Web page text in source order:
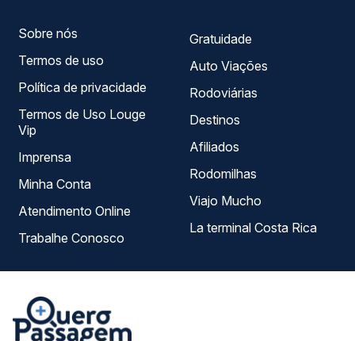
Sobre nós
Termos de uso
Política de privacidade
Termos de Uso Louge
Vip
Imprensa
Minha Conta
Atendimento Online
Trabalhe Conosco
Gratuidade
Auto Viações
Rodoviárias
Destinos
Afiliados
Rodomilhas
Viajo Mucho
La terminal Costa Rica